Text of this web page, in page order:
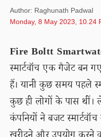
Author: Raghunath Padwal
Monday, 8 May 2023, 10.24
Fire Boltt
स्मार्टवॉच एक गैजेट बन
हैं। यानी कुछ समय पहले
कुछ ही लोगों के पास
कंपनियों ने बजट स्मार्टवॉच